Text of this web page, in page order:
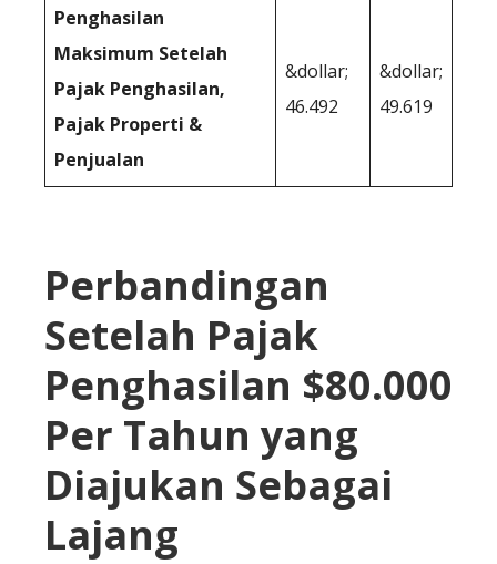
Penghasilan
Maksimum Setelah
Pajak Penghasilan,
Pajak Properti &
Penjualan
&dollar;
46.492
&dollar;
49.619
Perbandingan
Setelah Pajak
Penghasilan $80.000
Per Tahun yang
Diajukan Sebagai
Lajang